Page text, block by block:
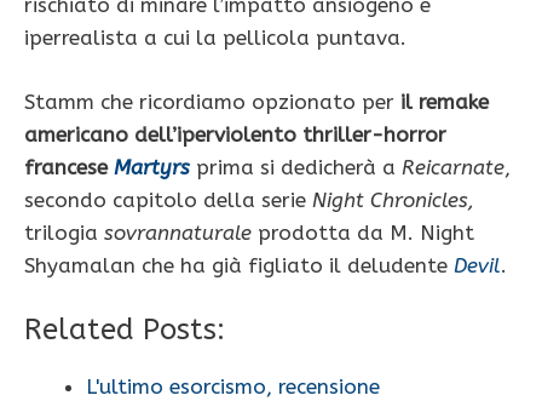
rischiato di minare l’impatto ansiogeno e
iperrealista a cui la pellicola puntava.
Stamm che ricordiamo opzionato per il remake
americano dell’iperviolento thriller-horror
francese Martyrs prima si dedicherà a Reicarnate,
secondo capitolo della serie Night Chronicles,
trilogia sovrannaturale prodotta da M. Night
Shyamalan che ha già figliato il deludente Devil.
Related Posts:
L'ultimo esorcismo, recensione